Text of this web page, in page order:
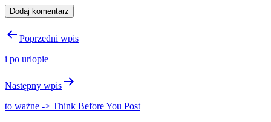
Nawigacja
Poprzedni wpis
i po urlopie
Następny wpis
to ważne -> Think Before You Post